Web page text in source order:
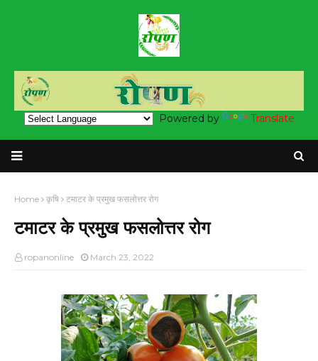
Powered by Translate
Home कृषि टमाटर के प्रमुख फसलोत्तर रोग
टमाटर के प्रमुख फसलोत्तर रोग
ropanonline March 23, 2022